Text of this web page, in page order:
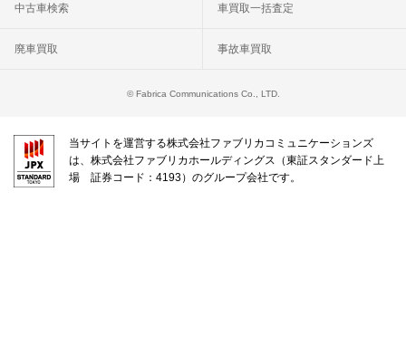
中古車検索 車買取一括査定
廃車買取 事故車買取
© Fabrica Communications Co., LTD.
当サイトを運営する株式会社ファブリカコミュニケーションズ
は、株式会社ファブリカホールディングス（東証スタンダード上
場 証券コード：4193）のグループ会社です。